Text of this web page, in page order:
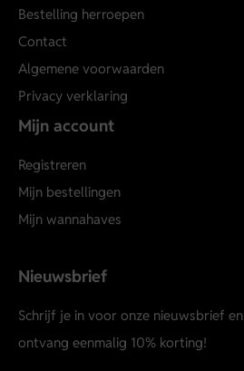
Bestelling herroepen
Contact
Algemene voorwaarden
Privacy verklaring
Mijn account
Registreren
Mijn bestellingen
Mijn wannahaves
Nieuwsbrief
Schrijf je in voor onze nieuwsbrief en
ontvang eenmalig 10% korting!